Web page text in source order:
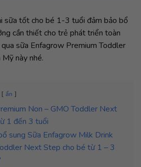
sữa tốt cho bé 1-3 tuổi đảm bảo bổ
cần thiết cho trẻ phát triển toàn
sữa Enfagrow Premium Toddler
này nhé.
ẩn
Non – GMO Toddler Next
1 đến 3 tuổi
sung Sữa Enfagrow Milk Drink
Next Step cho bé từ 1 – 3